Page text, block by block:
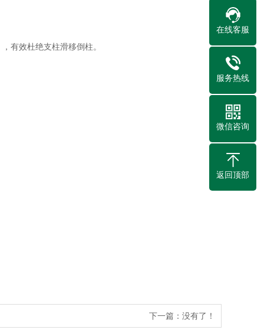
效杜绝支柱滑移倒柱。
下一篇：没有了！
在线客服
服务热线
微信咨询
返回顶部